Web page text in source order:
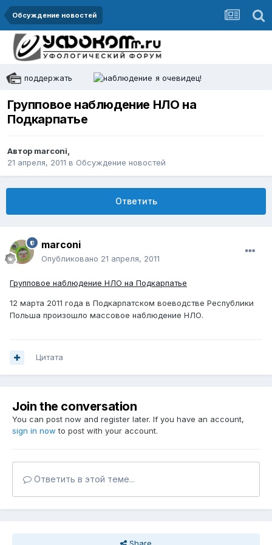
Обсуждение новостей
поддержать я очевидец!
Групповое наблюдение НЛО на
Подкарпатье
Автор marconi,
21 апреля, 2011 в Обсуждение новостей
Ответить
marconi
Опубликовано 21 апреля, 2011
Групповое наблюдение НЛО на Подкарпатье
12 марта 2011 года в Подкарпатском воеводстве Республики
Польша произошло массовое наблюдение НЛО.
Цитата
Join the conversation
You can post now and register later. If you have an account,
sign in now to post with your account.
Ответить в этой теме...